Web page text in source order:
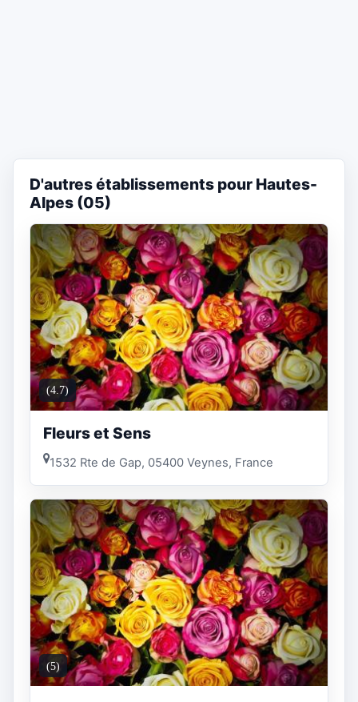
D'autres établissements pour Hautes-
Alpes (05)
(4.7)
Fleurs et Sens
1532 Rte de Gap, 05400 Veynes, France
(5)